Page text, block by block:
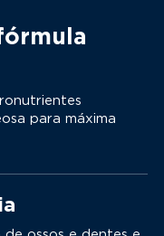
para máxima